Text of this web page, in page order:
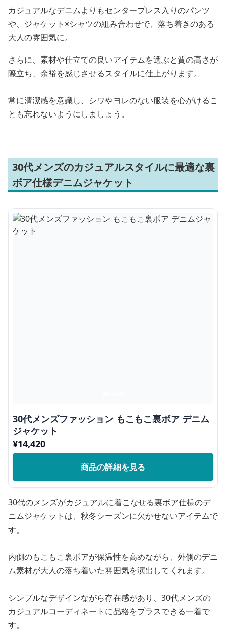
カジュアルなデニムよりもセンタープレス入りのパンツ
や、ジャケット×シャツの組み合わせで、落ち着きのある
大人の雰囲気に。
さらに、素材や仕立ての良いアイテムを選ぶと質の高さが
際立ち、余裕を感じさせるスタイルに仕上がります。
常に清潔感を意識し、シワやヨレのない服装を心がけるこ
とも忘れないようにしましょう。
30代メンズのカジュアルスタイルに最適な裏
ボア仕様デニムジャケット
30代メンズファッション もこもこ裏ボア デニム
ジャケット
¥14,420
商品の詳細を見る
30代のメンズがカジュアルに着こなせる裏ボア仕様のデ
ニムジャケットは、秋冬シーズンに欠かせないアイテムで
す。
内側のもこもこ裏ボアが保温性を高めながら、外側のデニ
ム素材が大人の落ち着いた雰囲気を演出してくれます。
シンプルなデザインながら存在感があり、30代メンズの
カジュアルコーディネートに品格をプラスできる一着で
す。